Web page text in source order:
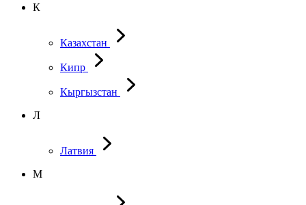
К
Казахстан
Кипр
Кыргызстан
Л
Латвия
М